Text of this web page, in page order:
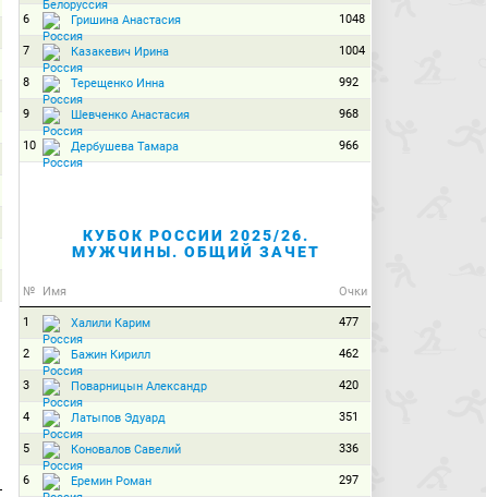
6 Гришина Анастасия 1048
7 Казакевич Ирина 1004
8 Терещенко Инна 992
9 Шевченко Анастасия 968
10 Дербушева Тамара 966
КУБОК РОССИИ 2025/26.
МУЖЧИНЫ. ОБЩИЙ ЗАЧЕТ
№ Имя Очки
1 Халили Карим 477
2 Бажин Кирилл 462
3 Поварницын Александр 420
4 Латыпов Эдуард 351
5 Коновалов Савелий 336
6 Еремин Роман 297